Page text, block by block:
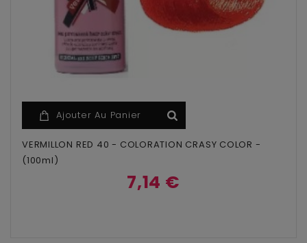
Ajouter Au Panier
VERMILLON RED 40 - COLORATION CRASY COLOR -
(100ml)
7,14 €